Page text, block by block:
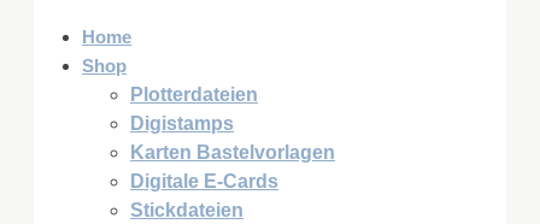
Home
Shop
Plotterdateien
Digistamps
Karten Bastelvorlagen
Digitale E-Cards
Stickdateien